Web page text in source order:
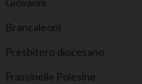
Giovanni
Brancaleoni
Presbitero diocesano
Frassinelle Polesine